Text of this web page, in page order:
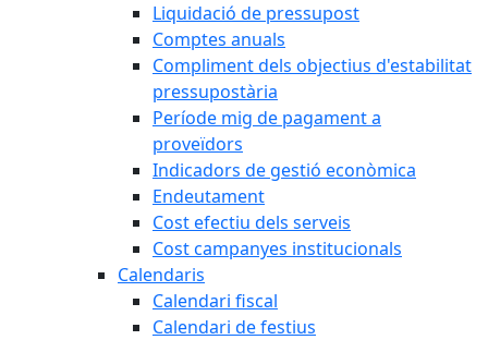
Liquidació de pressupost
Comptes anuals
Compliment dels objectius d'estabilitat
pressupostària
Període mig de pagament a
proveïdors
Indicadors de gestió econòmica
Endeutament
Cost efectiu dels serveis
Cost campanyes institucionals
Calendaris
Calendari fiscal
Calendari de festius